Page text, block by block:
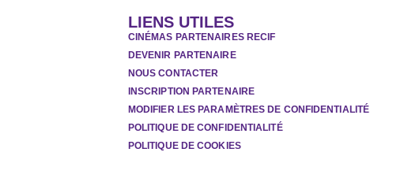
LIENS UTILES
CINÉMAS PARTENAIRES RECIF
DEVENIR PARTENAIRE
NOUS CONTACTER
INSCRIPTION PARTENAIRE
MODIFIER LES PARAMÈTRES DE CONFIDENTIALITÉ
POLITIQUE DE CONFIDENTIALITÉ
POLITIQUE DE COOKIES